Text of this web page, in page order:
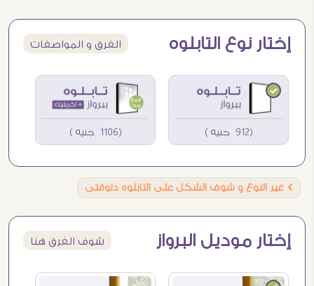
إختار نوع التابلوه الفرق و المواصفات
(912 جنيه ) (1106 جنيه )
Ö غير النوع و شوف الشكل على التابلوه دلوقتى
إختار موديل البرواز شوف الفرق هنا